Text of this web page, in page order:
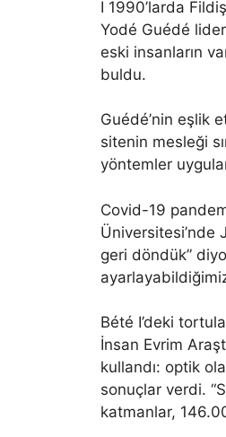
I 1990’larda
Yodé Guédé
eski insanların
buldu.
Guédé’nin eşlik
sitenin mesleği
yöntemler
Covid-19
Üniversitesi’nde
geri döndük”
Bété I’deki
İnsan Evrim
kullandı: optik
sonuçlar verdi.
katmanlar,